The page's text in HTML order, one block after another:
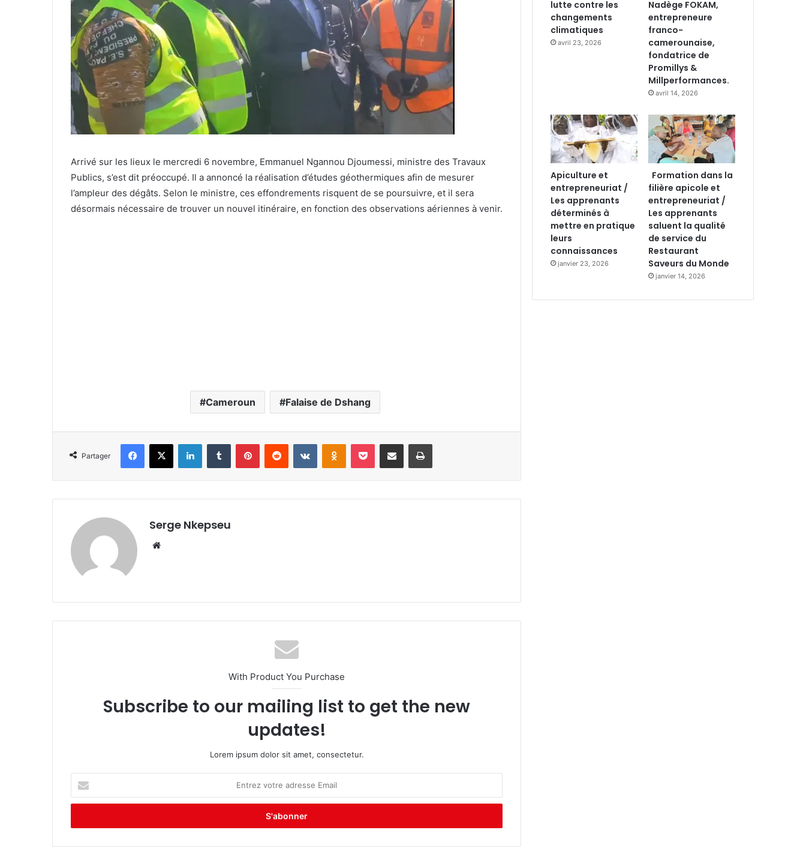
Arrivé sur les lieux le mercredi 6 novembre, Emmanuel Ngannou Djoumessi, ministre des Travaux
Publics, s’est dit préoccupé. Il a annoncé la réalisation d’études géothermiques afin de mesurer
l’ampleur des dégâts. Selon le ministre, ces effondrements risquent de se poursuivre, et il sera
désormais nécessaire de trouver un nouvel itinéraire, en fonction des observations aériennes à venir.
Cameroun Falaise de Dshang
Partager
Serge Nkepseu
With Product You Purchase
Subscribe to our mailing list to get the new
updates!
Lorem ipsum dolor sit amet, consectetur.
t
e
lutte contre les
changements
climatiques
avril 23, 2026
Nadège FOKAM,
entrepreneure
franco-
camerounaise,
fondatrice de
Promillys &
Millperformances.
avril 14, 2026
Apiculture et
entrepreneuriat /
Les apprenants
déterminés à
mettre en pratique
leurs
connaissances
janvier 23, 2026
Formation dans la
filière apicole et
entrepreneuriat /
Les apprenants
saluent la qualité
de service du
Restaurant
Saveurs du Monde
janvier 14, 2026